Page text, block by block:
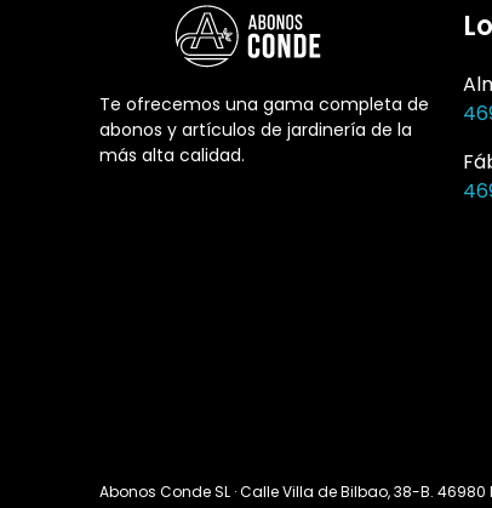
Te ofrecemos una gama completa de
abonos y artículos de jardinería de la
más alta calidad.
Abonos Conde SL · Calle Villa de Bilbao, 38-B. 46980